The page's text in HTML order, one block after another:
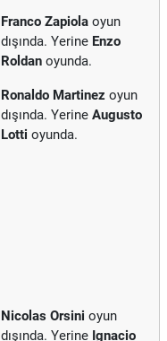
Franco Zapiola oyun
dışında. Yerine Enzo
Roldan oyunda.
Ronaldo Martinez oyun
dışında. Yerine Augusto
Lotti oyunda.
Nicolas Orsini oyun
dışında. Yerine Ignacio